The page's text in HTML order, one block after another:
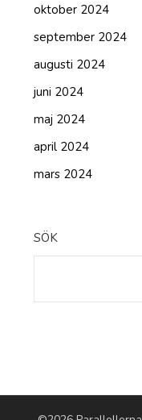
oktober 2024
september 2024
augusti 2024
juni 2024
maj 2024
april 2024
mars 2024
SÖK